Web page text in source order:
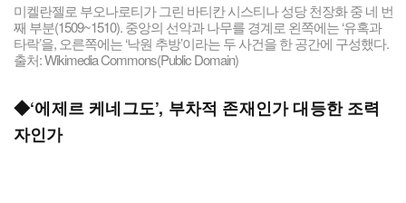
미켈란젤로 부오나로티가 그린 바티칸 시스티나 성당 천장화 중 네 번
째 부분(1509~1510). 중앙의 선악과 나무를 경계로 왼쪽에는 ‘유혹과
타락’을, 오른쪽에는 ‘낙원 추방’이라는 두 사건을 한 공간에 구성했다.
출처: Wikimedia Commons(Public Domain)
◆‘에제르 케네그도’, 부차적 존재인가 대등한 조력
자인가